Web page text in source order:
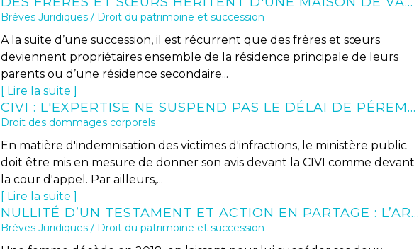
Brèves Juridiques / Droit du patrimoine et succession
A la suite d’une succession, il est récurrent que des frères et sœurs
deviennent propriétaires ensemble de la résidence principale de leurs
parents ou d’une résidence secondaire...
Lire la suite
CIVI : L'EXPERTISE NE SUSPEND PAS LE DÉLAI DE PÉREMPTION
Droit des dommages corporels
En matière d'indemnisation des victimes d'infractions, le ministère public
doit être mis en mesure de donner son avis devant la CIVI comme devant
la cour d'appel. Par ailleurs,...
Lire la suite
NULLITÉ D’UN TESTAMENT ET ACTION EN PARTAGE : L’ARTICLE 1360 DU CPC NE S’APPLIQUE PAS À LA CONTESTATION DU TESTAMENT
Brèves Juridiques / Droit du patrimoine et succession